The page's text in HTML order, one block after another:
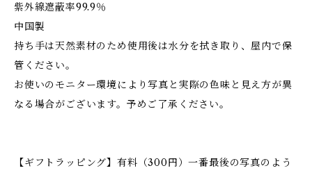
紫外線遮蔽率99.9％
中国製
持ち手は天然素材のため使用後は水分を拭き取り、屋内で保
管ください。
お使いのモニター環境により写真と実際の色味と見え方が異
なる場合がございます。予めご了承ください。
【ギフトラッピング】有料（300円）一番最後の写真のよう